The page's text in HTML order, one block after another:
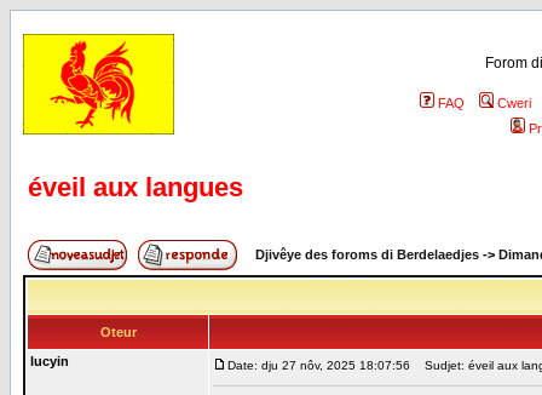
Forom
FAQ
Cweri
éveil aux langues
Djivêye des foroms di Berdelaedjes ->
Oteur
lucyin
Date: dju 27 nôv, 2025 18:07:56 Sudjet: éveil aux